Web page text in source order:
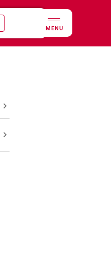
MENU